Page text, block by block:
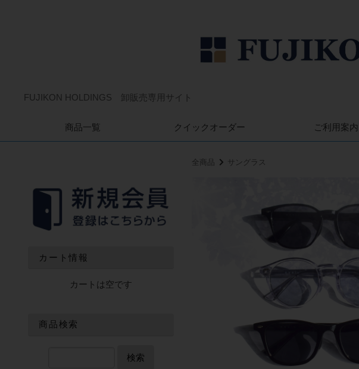
FUJIKON HOLDINGS 卸販売専用サイト
商品一覧 クイックオーダー ご利用案内
全商品 サングラス
カート情報
カートは空です
商品検索
検索